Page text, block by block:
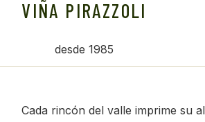
VIÑA PIRAZZOLI
desde 1985
Cada rincón del valle imprime su